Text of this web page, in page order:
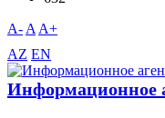
A- A A+
AZ EN
Информационное